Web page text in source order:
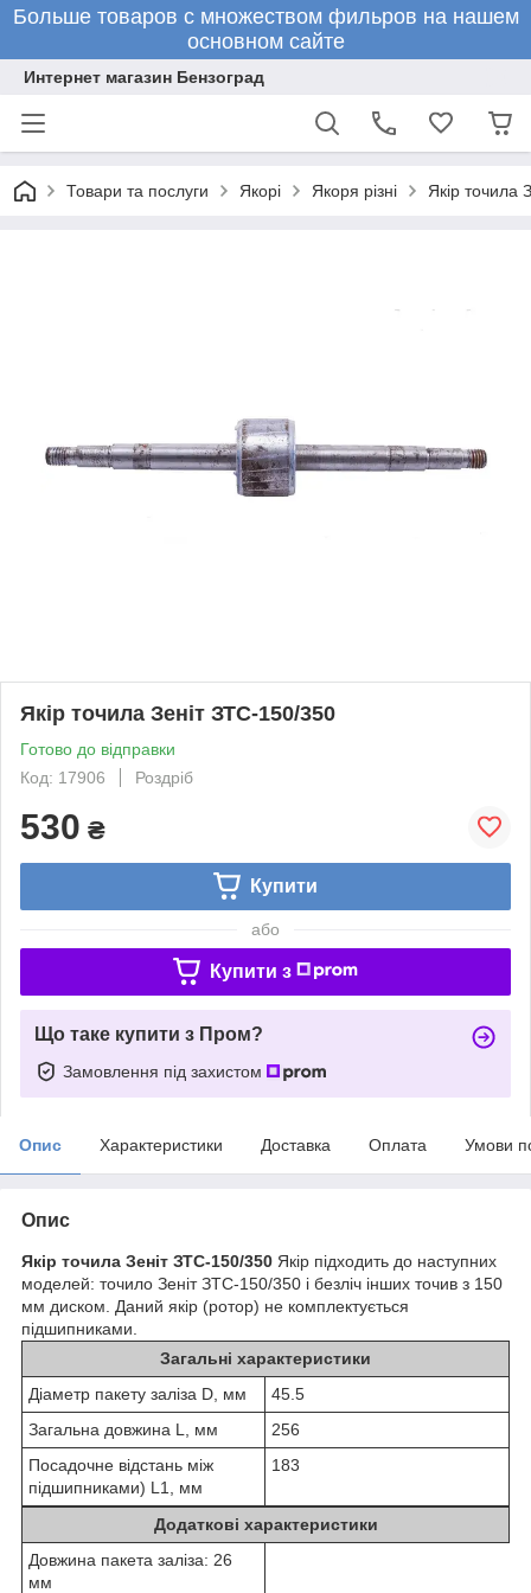
Больше товаров с множеством фильров на нашем
основном сайте
Интернет магазин Бензоград
Товари та послуги Якорі Якоря різні Якір точила
Якір точила Зеніт ЗТС-150/350
Готово до відправки
Код: 17906
Роздріб
530 ₴
Купити
або
Купити з
Що таке купити з Пром?
Замовлення під захистом
Опис Характеристики Доставка Оплата Умови
Опис
Якір точила Зеніт ЗТС-150/350 Якір підходить до наступних
моделей: точило Зеніт ЗТС-150/350 і безліч інших точив з 150
мм диском. Даний якір (ротор) не комплектується
підшипниками.
Загальні характеристики
Діаметр пакету заліза D, мм
45.5
Загальна довжина L, мм
256
Посадочне відстань між
підшипниками) L1, мм
183
Додаткові характеристики
Довжина пакета заліза: 26
мм